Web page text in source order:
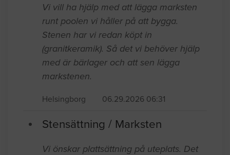
Vi vill ha hjälp med att lägga marksten
runt poolen vi håller på att bygga.
Stenen har vi redan köpt in
(granitkeramik). Så det vi behöver hjälp
med är bärlager och att sen lägga
markstenen.
Helsingborg 06.29.2026 06:31
Stensättning / Marksten
Vi önskar plattsättning på uteplats. Det